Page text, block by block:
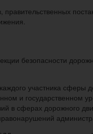
правительственных
безопасности
участника сферы
и государственном
в сферах дорожного